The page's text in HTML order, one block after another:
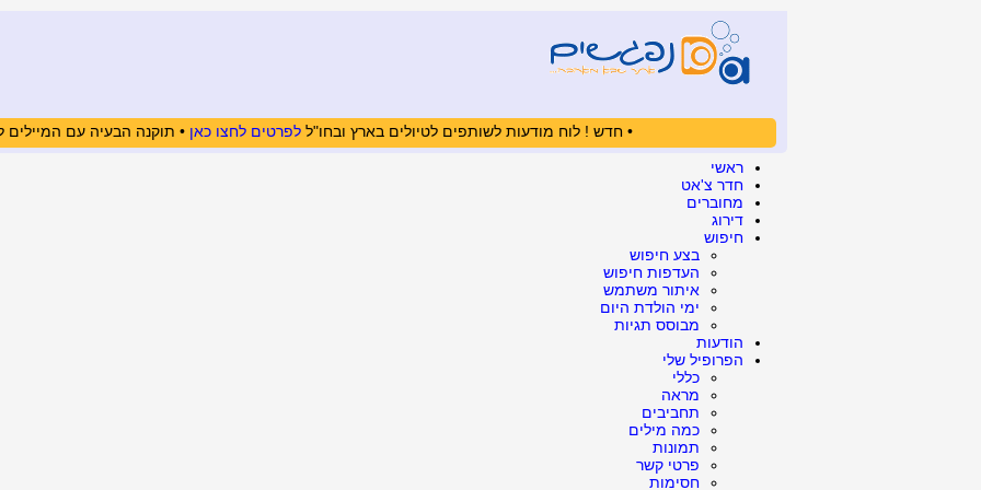
• חדש ! לוח מודעות לשותפים לטיולים בארץ ובחו"ללפרטים לחצו כאן • תוקנה הבעיה עם
ראשי
חדר צ'אט
מחוברים
דירוג
חיפוש
בצע חיפוש
העדפות חיפוש
איתור משתמש
ימי הולדת היום
מבוסס תגיות
הודעות
הפרופיל שלי
כללי
מראה
תחביבים
כמה מילים
תמונות
פרטי קשר
חסימות